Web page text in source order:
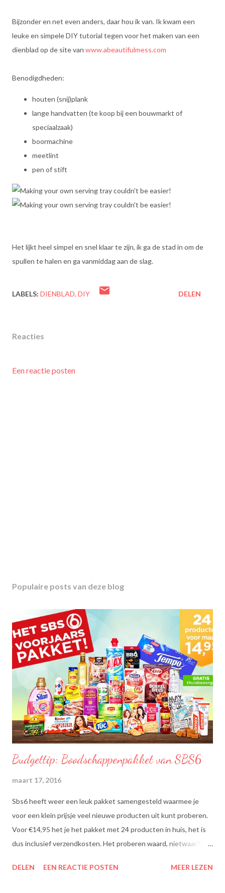
Bijzonder en net even anders, daar hou ik van. Ik kwam een
leuke en simpele DIY tutorial tegen voor het maken van een
dienblad op de site van www.abeautifulmess.com
Benodigdheden:
houten (snij)plank
lange handvatten (te koop bij een bouwmarkt of
speciaalzaak)
boormachine
meetlint
pen of stift
Het lijkt heel simpel en snel klaar te zijn, ik ga de stad in om de
spullen te halen en ga vanmiddag aan de slag.
LABELS: DIENBLAD DIY DELEN
Reacties
Een reactie posten
Populaire posts van deze blog
Budgettip: Boodschappenpakket van SBS6
maart 17, 2016
Sbs6 heeft weer een leuk pakket samengesteld waarmee je
voor een klein prijsje veel nieuwe producten uit kunt proberen.
Voor €14,95 het je het pakket met 24 producten in huis, het is
dus inclusief verzendkosten. Het proberen waard, nietwaar? Dit
theesmaken van Lipton: voor een goed moment dat heerlijk
DELEN EEN REACTIE POSTEN MEER LEZEN